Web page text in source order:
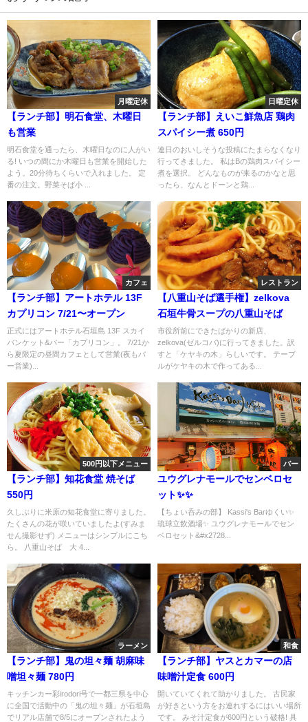
月曜定休
【ランチ部】明石食堂、木曜日
も営業
明石食堂を通ったら、木曜日なのに人がい
る! いつの間にか木曜日も営業を開始した
よう。20分待ちくらいで入れました。 定
番の注文。野菜そば小 ...
日曜定休
【ランチ部】えいこ鮮魚店 鶏肉
スパイシー煮 650円
連日のおいしそうな投稿にたまらなくなり
行ってきました。 私はBの鶏肉スパイシー
煮を選択。 どんなものが来るのかなと思
ったら、なんとドーンと鶏...
カフェ
【ランチ部】アートホテル 13F
カプリコン 7/21〜オープン
正式にはアートホテル石垣島 13F スカイ
バンケット&バー「カプリコン」。 7/21か
ら夏限定の昼間カフェとして営業(夜もバ
ー営業)...
レストラン
【八重山そば選手権】zelkova
石垣牛骨スープの八重山そば
市役所前にできたばかりの新店、
zelkova(ゼルコバ)に行ってきました。訳
すと「ケヤキの木」らしいです。 テーブ
ルがケヤキの木で作ってある...
500円以下メニュー
【ランチ部】知花食堂 焼そば
550円
久しぶりに米原の知花食堂に寄りました。
たくさんの花が咲いていましたよ(すみま
せん撮影せず) メニューはシンプルにこち
ら。 八重山そば 大 4...
バー
ユウグレナモールでセンベロセ
ット✨✨
【ちょい呑みの部】 Kassi's Barゆくい✨
琉球立飲酒場✨ ユウグレナモールでセン
ベロセット&#x2728...
ラーメン
【ランチ部】鬼の坦々麺 胡麻味
噌坦々麺 780円
キッチンカー彩irodori号で一都三県を中心
に全国で活動中の「鬼の坦々麺」が石垣島
でリアル店舗で8/5にオープンされたよう
和食
【ランチ部】ヤスとカマーの店
味噌汁定食 600円
開いていてくれて助かりました。 古民家
が好きという方をお連れするにはいい場所
です。 みそ汁定食が600円という破格! 具